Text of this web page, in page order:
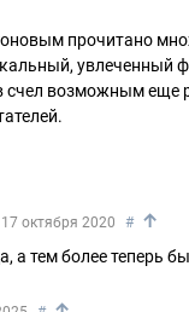
прочитано
увлеченный
возможным еще
17 октября 2020 # ↑
тем более теперь